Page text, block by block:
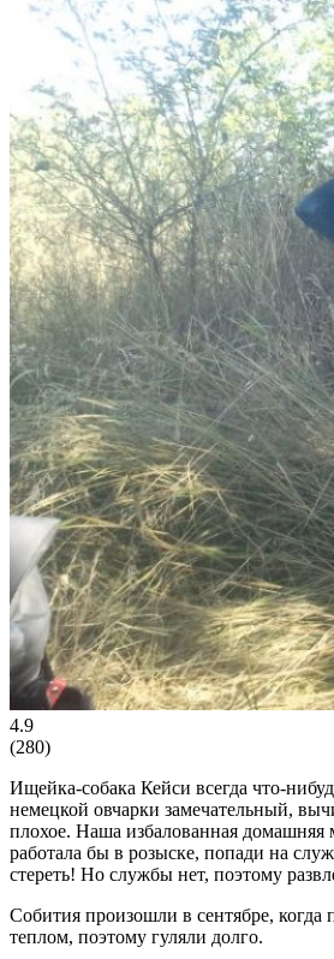
4.9
(280)
Ищейка-собака Кейси всегда что-
немецкой овчарки замечательный,
плохое. Наша избалованная домашняя
работала бы в розыске, попади на
стереть! Но службы нет, поэтому
Собития произошли в сентябре, когда
теплом, поэтому гуляли долго.